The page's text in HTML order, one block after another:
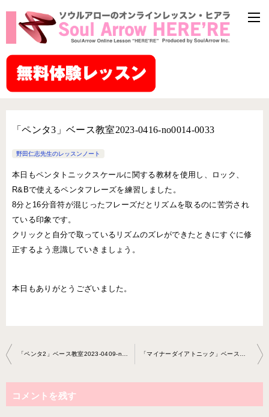
「ペンタ3」ベース教室2023-0416-no0014-0033
野田仁志先生のレッスンノート
本日もペンタトニックスケールに関する教材を使用し、ロック、
R&Bで使えるペンタフレーズを練習しました。
8分と16分音符が混じったフレーズだとリズムを取るのに苦労され
ている印象です。
クリックと自分で取っているリズムのズレができたときにすぐに修
正するよう意識していきましょう。
本日もありがとうございました。
投
稿
ナ
ビ
「ペンタ2」ベース教室2023-0409-no0014-0033 「マイナーダイアトニック」ベース教室2023-0511-no0014-0024
コメントを残す